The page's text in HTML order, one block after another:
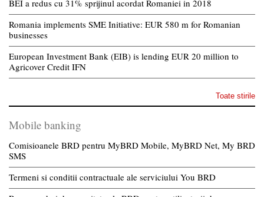
BEI a redus cu 31% sprijinul acordat Romaniei in 2018
Romania implements SME Initiative: EUR 580 m for Romanian
businesses
European Investment Bank (EIB) is lending EUR 20 million to
Agricover Credit IFN
Toate stirile
Mobile banking
Comisioanele BRD pentru MyBRD Mobile, MyBRD Net, My BRD
SMS
Termeni si conditii contractuale ale serviciului You BRD